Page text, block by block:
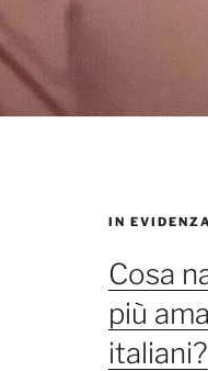
IN
Cosa
più
italiani?